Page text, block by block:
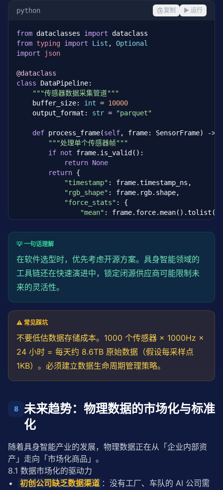
python 复制 ▶ 运行
from dataclasses import
from typing import List , Optional
import
json
@dataclass
class DataPipeline:
"""传感器数据采集管道"""
    buffer_size:
int = 10000
    output_format:
str = "parquet"
def process_frame(self, frame: SensorFrame) ->
"""处理单个传感器帧"""
if not frame.is_valid():
return None
return {
"timestamp" : frame.timestamp_ns,
"rgb_shape" : frame.rgb.shape,
"force_stats" : {
"mean" : frame.force.mean().tolist(),
            }
        }
def batch_process(self, frames: List
"""批量处理传感器帧"""
        results = []
for
            result =
self.process_frame(frame)
if result:
                results.append(result)
💡 一句话理解
在软件选型时，优先考虑开源方案。 具身智能领域的
工具链还在快速演进中，锁定闭源供应商可能限制未
来的灵活性。
⚠️ 常见踩坑
不要低估数据存储成本。1000 个传感器 × 1000Hz ×
24 小时 = 每天约 8.6TB 原始数据（假设每采样点
1KB）。必须建立数据生命周期管理策略。
8
未来趋势：物理数据的市场化与标准
化
随着具身智能产业的发展，物理数据正在从「企业内部资
产」走向「市场化商品」。
8.1 数据市场化的驱动力
初创公司缺乏数据渠道 ：没有工厂、车队的 AI 公司需